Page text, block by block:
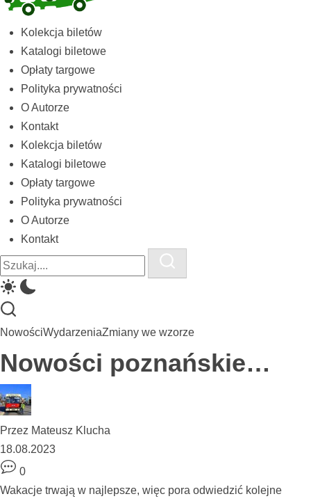
Kolekcja
biletów
komunikacji
miejskiej
kolejowych
Kolekcja biletów
Katalogi biletowe
Opłaty targowe
Polityka prywatności
O Autorze
Kontakt
Kolekcja biletów
Katalogi biletowe
Opłaty targowe
Polityka prywatności
O Autorze
Kontakt
Close
Search
Search
NowościWydarzeniaZmiany we wzorze
Nowości poznańskie…
Przez Mateusz Klucha
18.08.2023
0
Wakacje trwają w najlepsze, więc pora odwiedzić kolejne